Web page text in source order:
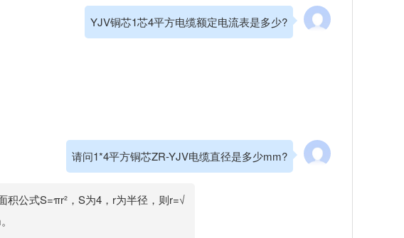
YJV铜芯1芯4平方电缆额定电流表是多少?
请问1*4平方铜芯ZR-YJV电缆直径是多少mm?
积公式S=πr²，S为4，r为半径，则r=√